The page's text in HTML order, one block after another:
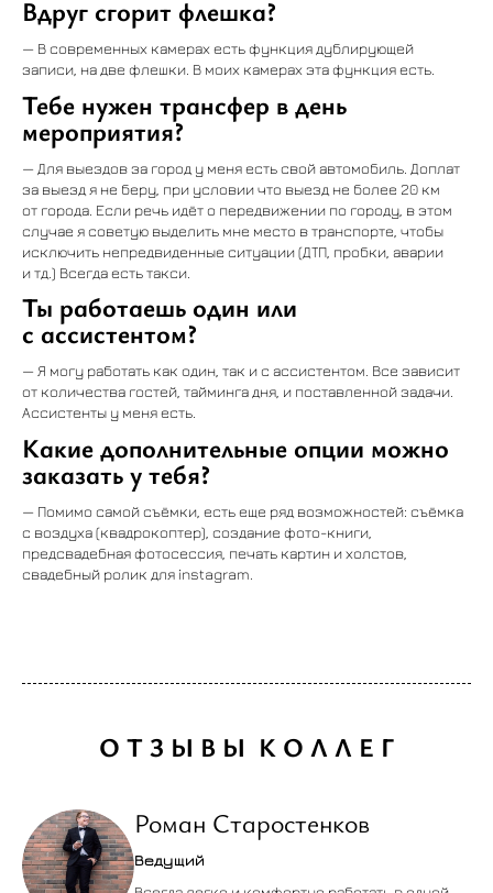
Вдруг сгорит флешка?
— В современных камерах есть функция дублирующей
записи, на две флешки. В моих камерах эта функция есть.
Тебе нужен трансфер в день
мероприятия?
— Для выездов за город у меня есть свой автомобиль. Доплат
за выезд я не беру, при условии что выезд не более 20 км
от города. Если речь идёт о передвижении по городу, в этом
случае я советую выделить мне место в транспорте, чтобы
исключить непредвиденные ситуации (ДТП, пробки, аварии
и тд.) Всегда есть такси.
Ты работаешь один или
с ассистентом?
— Я могу работать как один, так и с ассистентом. Все зависит
от количества гостей, тайминга дня, и поставленной задачи.
Ассистенты у меня есть.
Какие дополнительные опции можно
заказать у тебя?
— Помимо самой съёмки, есть еще ряд возможностей: съёмка
с воздуха (квадрокоптер), создание фото-книги,
предсвадебная фотосессия, печать картин и холстов,
свадебный ролик для instagram.
О Т З Ы В Ы К О Л Л Е Г
Роман Старостенков
Ведущий